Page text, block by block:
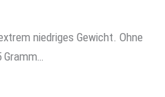
niedriges Gewicht. Ohne